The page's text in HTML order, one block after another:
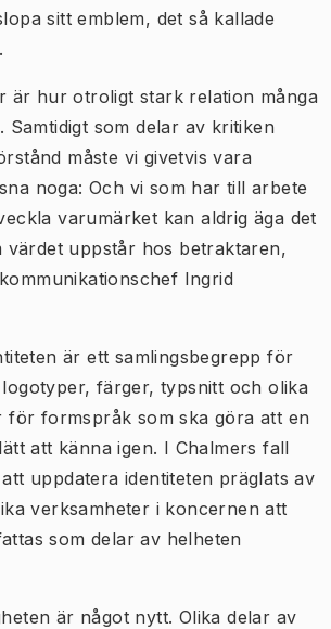
sitt emblem, det så kallade
är hur otroligt stark relation många
Samtidigt som delar av kritiken
måste vi givetvis vara
noga: Och vi som har till arbete
varumärket kan aldrig äga det
uppstår hos betraktaren,
Ingrid
är ett samlingsbegrepp för
färger, typsnitt och olika
för formspråk som ska göra att en
att känna igen. I Chalmers fall
uppdatera identiteten präglats av
verksamheter i koncernen att
som delar av helheten
är något nytt. Olika delar av